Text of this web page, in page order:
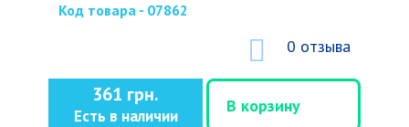
Код товара - 07862
0 отзыва
361 грн.
Есть в наличии
В корзину